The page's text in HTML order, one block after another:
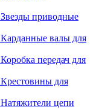
Звезды приводные
Карданные валы для
Коробка передач для
Крестовины для
Натяжители цепи